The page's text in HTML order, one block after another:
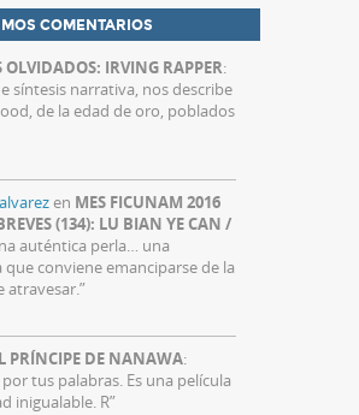
COMENTARIOS
OLVIDADOS: IRVING RAPPER:
síntesis narrativa, nos describe
de la edad de oro, poblados
en MES FICUNAM 2016
(134): LU BIAN YE CAN /
auténtica perla… una
que conviene emanciparse de la
atravesar.”
PRÍNCIPE DE NANAWA:
tus palabras. Es una película
inigualable. R”